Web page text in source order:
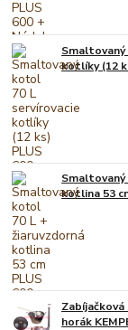
kotlíky (12
kotlina 53
Zabíjačková
horák